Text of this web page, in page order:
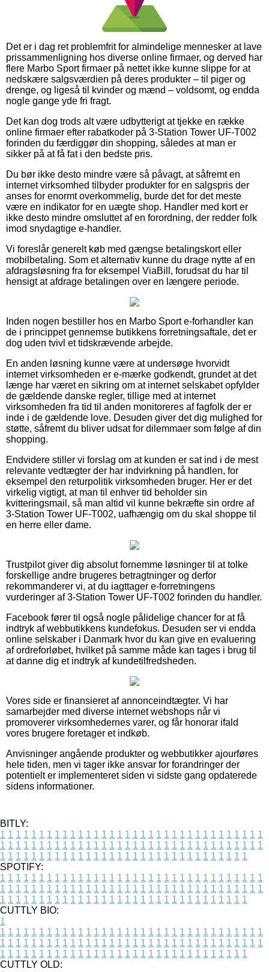
Det er i dag ret problemfrit for almindelige mennesker at lave
prissammenligning hos diverse online firmaer, og derved har
flere Marbo Sport firmaer på nettet ikke kunne slippe for at
nedskære salgsværdien på deres produkter – til piger og
drenge, og ligeså til kvinder og mænd – voldsomt, og endda
nogle gange yde fri fragt.
Det kan dog trods alt være udbytterigt at tjekke en række
online firmaer efter rabatkoder på 3-Station Tower UF-T002
forinden du færdiggør din shopping, således at man er
sikker på at få fat i den bedste pris.
Du bør ikke desto mindre være så påvagt, at såfremt en
internet virksomhed tilbyder produkter for en salgspris der
anses for enormt overkommelig, burde det for det meste
være en indikator for en uægte shop. Handler med kort er
ikke desto mindre omsluttet af en forordning, der redder folk
imod snydagtige e-handler.
Vi foreslår generelt køb med gængse betalingskort eller
mobilbetaling. Som et alternativ kunne du drage nytte af en
afdragsløsning fra for eksempel ViaBill, forudsat du har til
hensigt at afdrage betalingen over en længere periode.
Inden nogen bestiller hos en Marbo Sport e-forhandler kan
de i princippet gennemse butikkens forretningsaftale, det er
dog uden tvivl et tidskrævende arbejde.
En anden løsning kunne være at undersøge hvorvidt
internet virksomheden er e-mærke godkendt, grundet at det
længe har været en sikring om at internet selskabet opfylder
de gældende danske regler, tillige med at internet
virksomheden fra tid til anden monitoreres af fagfolk der er
inde i de gældende love. Desuden giver det dig mulighed for
støtte, såfremt du bliver udsat for dilemmaer som følge af din
shopping.
Endvidere stiller vi forslag om at kunden er sat ind i de mest
relevante vedtægter der har indvirkning på handlen, for
eksempel den returpolitik virksomheden bruger. Her er det
virkelig vigtigt, at man til enhver tid beholder sin
kvitteringsmail, så man altid vil kunne bekræfte sin ordre af
3-Station Tower UF-T002, uafhængig om du skal shoppe til
en herre eller dame.
Trustpilot giver dig absolut fornemme løsninger til at tolke
forskellige andre brugeres betragtninger og derfor
rekommanderer vi, at du iagttager e-forretningens
vurderinger af 3-Station Tower UF-T002 forinden du handler.
Facebook fører til også nogle pålidelige chancer for at få
indtryk af webbutikkens kundefokus. Desuden ser vi endda
online selskaber i Danmark hvor du kan give en evaluering
af ordreforløbet, hvilket på samme måde kan tages i brug til
at danne dig et indtryk af kundetilfredsheden.
Vores side er finansieret af annonceindtægter. Vi har
samarbejder med diverse internet webshops når vi
promoverer virksomhedernes varer, og får honorar ifald
vores brugere foretager et indkøb.
Anvisninger angående produkter og webbutikker ajourføres
hele tiden, men vi tager ikke ansvar for forandringer der
potentielt er implementeret siden vi sidste gang opdaterede
sidens informationer.
BITLY:
1 1 1 1 1 1 1 1 1 1 1 1 1 1 1 1 1 1 1 1 1 1 1 1 1 1 1 1 1 1 1 1 1 1
1 1 1 1 1 1 1 1 1 1 1 1 1 1 1 1 1 1 1 1 1 1 1 1 1 1 1 1 1 1 1 1 1 1
1 1 1 1 1 1 1 1 1 1 1 1 1 1 1 1 1 1 1 1 1 1 1 1 1 1 1 1 1 1 1 1
SPOTIFY:
1 1 1 1 1 1 1 1 1 1 1 1 1 1 1 1 1 1 1 1 1 1 1 1 1 1 1 1 1 1 1 1 1 1
1 1 1 1 1 1 1 1 1 1 1 1 1 1 1 1 1 1 1 1 1 1 1 1 1 1 1 1 1 1 1 1 1 1
1 1 1 1 1 1 1 1 1 1 1 1 1 1 1 1 1 1 1 1 1 1 1 1 1 1 1 1 1 1 1 1
CUTTLY BIO:
1
1 1 1 1 1 1 1 1 1 1 1 1 1 1 1 1 1 1 1 1 1 1 1 1 1 1 1 1 1 1 1 1 1 1
1 1 1 1 1 1 1 1 1 1 1 1 1 1 1 1 1 1 1 1 1 1 1 1 1 1 1 1 1 1 1 1 1 1
1 1 1 1 1 1 1 1 1 1 1 1 1 1 1 1 1 1 1 1 1 1 1 1 1 1 1 1 1 1 1 1
CUTTLY OLD: